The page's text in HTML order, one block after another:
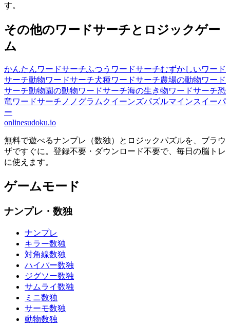
す。
その他のワードサーチとロジックゲー
ム
かんたんワードサーチふつうワードサーチむずかしいワード
サーチ動物ワードサーチ犬種ワードサーチ農場の動物ワード
サーチ動物園の動物ワードサーチ海の生き物ワードサーチ恐
竜ワードサーチ ノノグラムクイーンズパズルマインスイーパ
ー
onlinesudoku.io
無料で遊べるナンプレ（数独）とロジックパズルを、ブラウ
ザですぐに。登録不要・ダウンロード不要で、毎日の脳トレ
に使えます。
ゲームモード
ナンプレ・数独
ナンプレ
キラー数独
対角線数独
ハイパー数独
ジグソー数独
サムライ数独
ミニ数独
サーモ数独
動物数独